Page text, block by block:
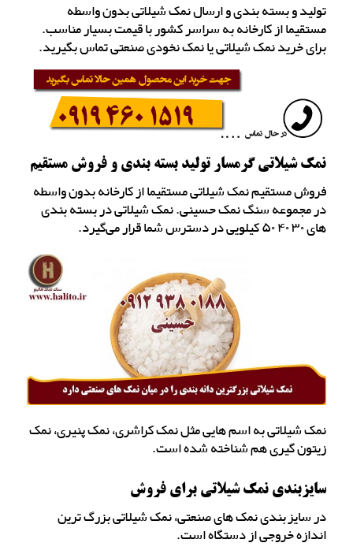
تولید و بسته بندی و ارسال نمک شیلاتی بدون واسطه
مستقیما از کارخانه به سراسر کشور با قیمت بسیار مناسب.
برای خرید نمک شیلاتی یا نمک نخودی صنعتی تماس بگیرید.
نمک شیلاتی گرمسار تولید بسته بندی و فروش مستقیم
فروش مستقیم نمک شیلاتی مستقیما از کارخانه بدون واسطه
در مجموعه سنگ نمک حسینی. نمک شیلاتی در بسته بندی
های ۳۰ ۴۰ ۵۰ کیلویی در دسترس شما قرار می‌گیرد.
نمک شیلاتی به اسم هایی مثل نمک کراشری، نمک پنیری، نمک
زیتون گیری هم شناخته شده است.
سایزبندی نمک شیلاتی برای فروش
در سایزبندی نمک های صنعتی، نمک شیلاتی بزرگ ترین
اندازه خروجی از دستگاه است.